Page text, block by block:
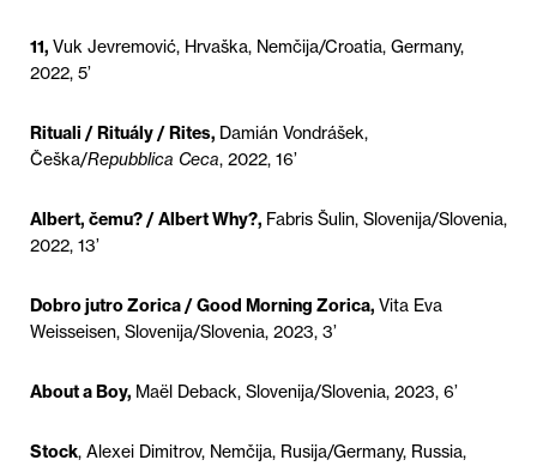
11, Vuk Jevremović, Hrvaška, Nemčija/Croatia, Germany,
2022, 5’
Rituali / Rituály / Rites, Damián Vondrášek,
Češka/Repubblica Ceca, 2022, 16’
Albert, čemu? / Albert Why?, Fabris Šulin, Slovenija/Slovenia,
2022, 13’
Dobro jutro Zorica / Good Morning Zorica, Vita Eva
Weisseisen, Slovenija/Slovenia, 2023, 3’
About a Boy, Maël Deback, Slovenija/Slovenia, 2023, 6’
Stock, Alexei Dimitrov, Nemčija, Rusija/Germany, Russia,